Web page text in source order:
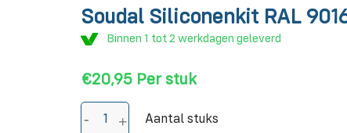
Soudal Siliconenkit RAL
Binnen 1 tot 2 werkdagen geleverd
€20,95 Per stuk
Aantal stuks